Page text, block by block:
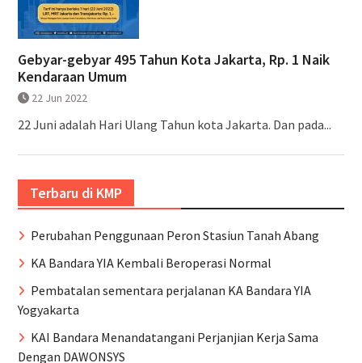
Gebyar-gebyar 495 Tahun Kota Jakarta, Rp. 1 Naik
Kendaraan Umum
22 Jun 2022
22 Juni adalah Hari Ulang Tahun kota Jakarta. Dan pada...
Terbaru di KMP
Perubahan Penggunaan Peron Stasiun Tanah Abang
KA Bandara YIA Kembali Beroperasi Normal
Pembatalan sementara perjalanan KA Bandara YIA
Yogyakarta
KAI Bandara Menandatangani Perjanjian Kerja Sama
Dengan DAWONSYS